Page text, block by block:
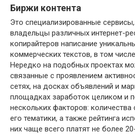
Биржи контента
Это специализированные
владельцы различных интернет-
копирайтеров написание
коммерческих текстов, в том
Нередко на подобных проектах
связанные с проявлением
сетях, на досках объявлений и
площадках заработок целиком и
нескольких факторов: количества
его тематики, а также рейтинга
них чаще всего платят не более